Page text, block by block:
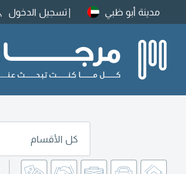
مدينة أبو ظبي تسجيل الدخول
كل الأقسام